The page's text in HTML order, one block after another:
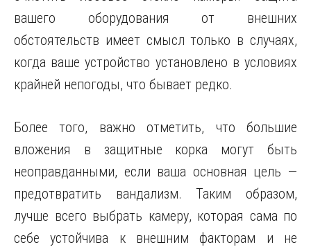
вашего оборудования от внешних
обстоятельств имеет смысл только в случаях,
когда ваше устройство установлено в условиях
крайней непогоды, что бывает редко.
Более того, важно отметить, что большие
вложения в защитные корка могут быть
неоправданными, если ваша основная цель —
предотвратить вандализм. Таким образом,
лучше всего выбрать камеру, которая сама по
себе устойчива к внешним факторам и не